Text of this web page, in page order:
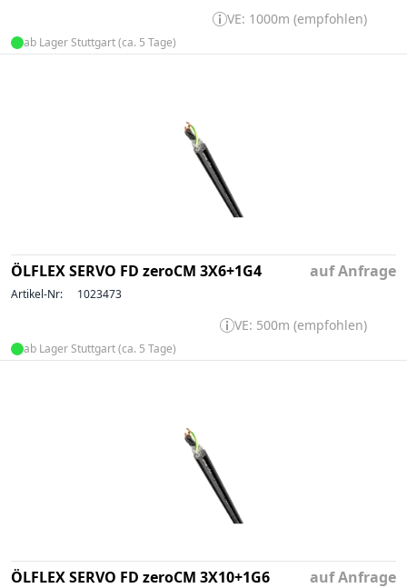
VE: 1000m (empfohlen)
ab Lager Stuttgart (ca. 5 Tage)
ÖLFLEX SERVO FD zeroCM 3X6+1G4 auf Anfrage
Artikel-Nr: 1023473
VE: 500m (empfohlen)
ab Lager Stuttgart (ca. 5 Tage)
ÖLFLEX SERVO FD zeroCM 3X10+1G6 auf Anfrage